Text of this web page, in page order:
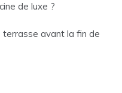
de luxe ?
avant la fin de